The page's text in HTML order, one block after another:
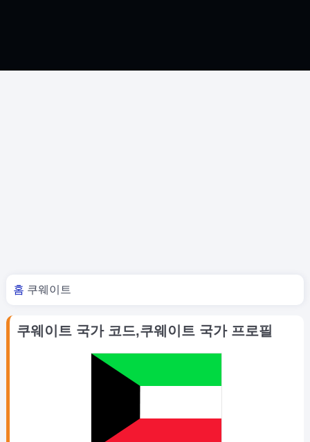
너 여기 있어
홈 쿠웨이트
쿠웨이트 국가 코드,쿠웨이트 국가 프로필